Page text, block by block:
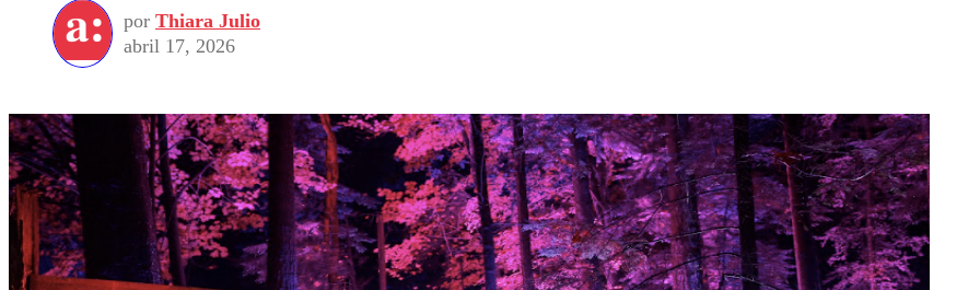
por Thiara Julio
abril 17, 2026